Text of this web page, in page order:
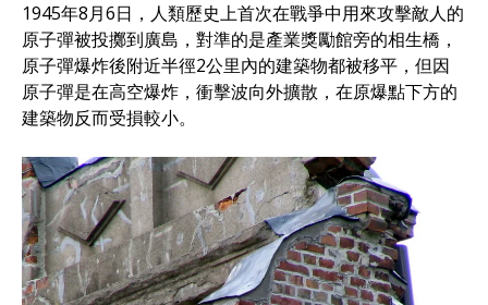
1945年8月6日，人類歷史上首次在戰爭中用來攻擊敵人的
原子彈被投擲到廣島，對準的是產業獎勵館旁的相生橋，
原子彈爆炸後附近半徑2公里內的建築物都被移平，但因
原子彈是在高空爆炸，衝擊波向外擴散，在原爆點下方的
建築物反而受損較小。